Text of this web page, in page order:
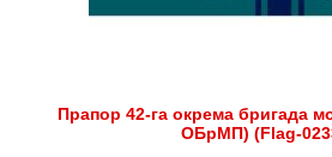
Прапор 42-га окрема бригада
ОБрМП) (Flag-